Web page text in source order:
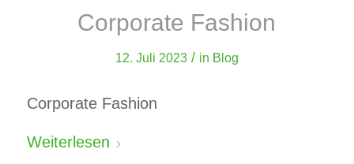
Corporate Fashion
12. Juli 2023 / in Blog
Corporate Fashion
Weiterlesen